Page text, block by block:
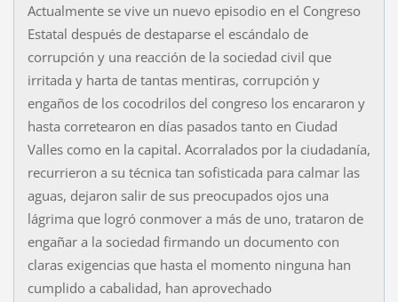
Actualmente se vive un nuevo episodio en el Congreso
Estatal después de destaparse el escándalo de
corrupción y una reacción de la sociedad civil que
irritada y harta de tantas mentiras, corrupción y
engaños de los cocodrilos del congreso los encararon y
hasta corretearon en días pasados tanto en Ciudad
Valles como en la capital. Acorralados por la ciudadanía,
recurrieron a su técnica tan sofisticada para calmar las
aguas, dejaron salir de sus preocupados ojos una
lágrima que logró conmover a más de uno, trataron de
engañar a la sociedad firmando un documento con
claras exigencias que hasta el momento ninguna han
cumplido a cabalidad, han aprovechado